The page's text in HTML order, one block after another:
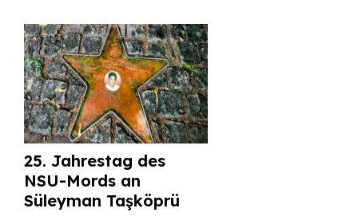
25. Jahrestag des
NSU-Mords an
Süleyman Taşköprü